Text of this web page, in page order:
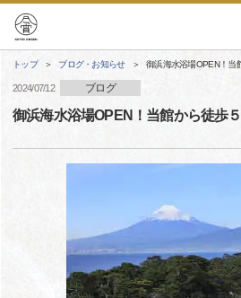
トップ ブログ・お知らせ 御浜海水浴場OPEN！当
2024/07/12 ブログ
御浜海水浴場OPEN！当館から徒歩